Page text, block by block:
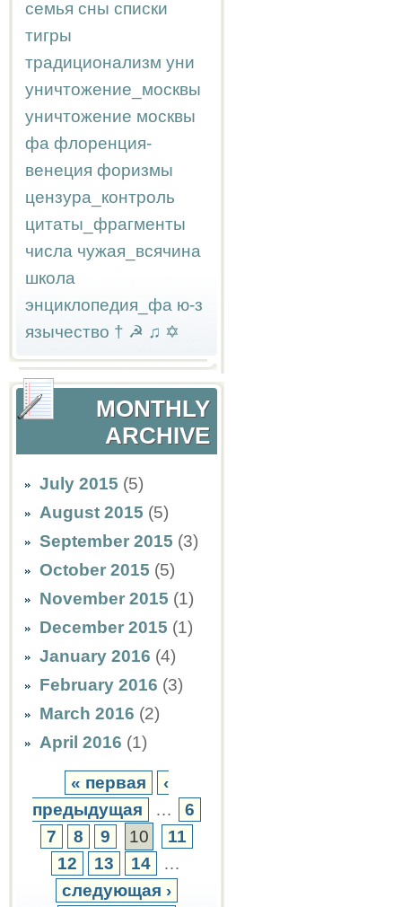
семья сны списки
тигры
традиционализм уни
уничтожение_москвы
уничтожение москвы
фа флоренция-
венеция форизмы
цензура_контроль
цитаты_фрагменты
числа чужая_всячина
школа
энциклопедия_фа ю-з
язычество † ☭ ♫ ✡
MONTHLY
ARCHIVE
July 2015 (5)
August 2015 (5)
September 2015 (3)
October 2015 (5)
November 2015 (1)
December 2015 (1)
January 2016 (4)
February 2016 (3)
March 2016 (2)
April 2016 (1)
« первая
‹
предыдущая
…
6
7
8 9 10
11
12
13 14
…
следующая ›